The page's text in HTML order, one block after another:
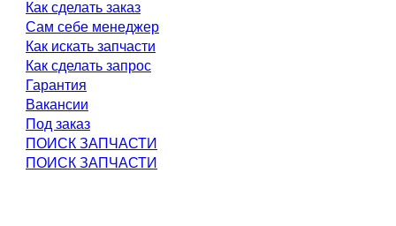
Как сделать заказ
Сам себе менеджер
Как искать запчасти
Как сделать запрос
Гарантия
Вакансии
Под заказ
ПОИСК ЗАПЧАСТИ
ПОИСК ЗАПЧАСТИ